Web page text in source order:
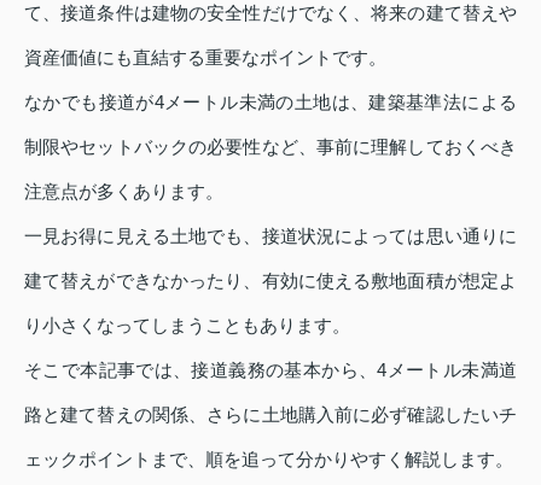
て、接道条件は建物の安全性だけでなく、将来の建て替えや
資産価値にも直結する重要なポイントです。
なかでも接道が4メートル未満の土地は、建築基準法による
制限やセットバックの必要性など、事前に理解しておくべき
注意点が多くあります。
一見お得に見える土地でも、接道状況によっては思い通りに
建て替えができなかったり、有効に使える敷地面積が想定よ
り小さくなってしまうこともあります。
そこで本記事では、接道義務の基本から、4メートル未満道
路と建て替えの関係、さらに土地購入前に必ず確認したいチ
ェックポイントまで、順を追って分かりやすく解説します。